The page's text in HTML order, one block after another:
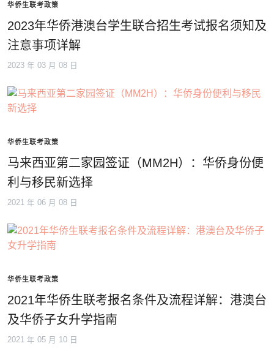
华侨生联考政策
2023年华侨港澳台学生联合招生考试报名须知及
注意事项详解
2023 年 03 月 08 日
华侨生联考政策
马来西亚第二家园签证（MM2H）：华侨身份便
利与移民新选择
2021 年 06 月 08 日
华侨生联考政策
2021年华侨生联考报名条件及流程详解：港澳台
及华侨子女升学指南
2021 年 05 月 10 日